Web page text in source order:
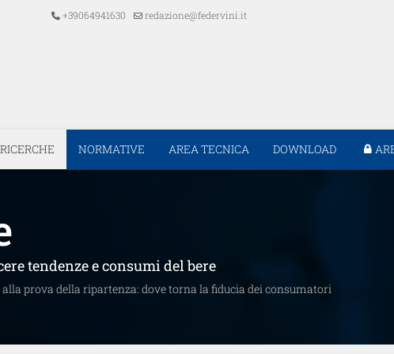
+39064941630 redazione@federvini.it
NORMATIVE AREA TECNICA DOWNLOAD
tendenze e consumi del bere
alla prova della ripartenza: dove torna la fiducia dei consumatori